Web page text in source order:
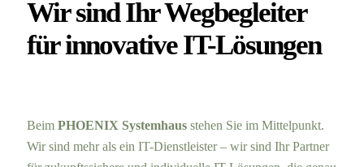
Wir sind Ihr Wegbegleiter
für innovative IT-Lösungen
Beim PHOENIX Systemhaus stehen Sie im Mittelpunkt.
Wir sind mehr als ein IT-Dienstleister – wir sind Ihr Partner